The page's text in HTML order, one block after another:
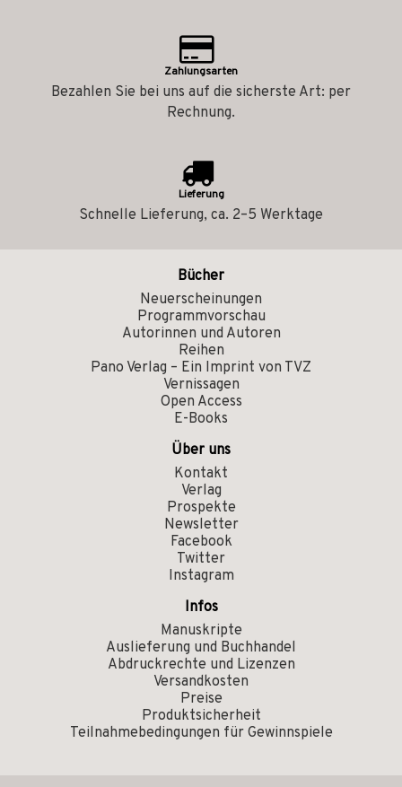
Zahlungsarten
Bezahlen Sie bei uns auf die sicherste Art: per
Rechnung.
Lieferung
Schnelle Lieferung, ca. 2–5 Werktage
Bücher
Neuerscheinungen
Programmvorschau
Autorinnen und Autoren
Reihen
Pano Verlag – Ein Imprint von TVZ
Vernissagen
Open Access
E-Books
Über uns
Kontakt
Verlag
Prospekte
Newsletter
Facebook
Twitter
Instagram
Infos
Manuskripte
Auslieferung und Buchhandel
Abdruckrechte und Lizenzen
Versandkosten
Preise
Produktsicherheit
Teilnahmebedingungen für Gewinnspiele